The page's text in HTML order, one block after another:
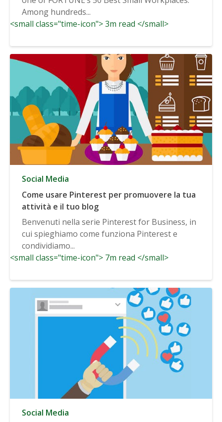
Among hundreds...
<small class="time-icon"> 3m read </small>
Social Media
Come usare Pinterest per promuovere la tua
attività e il tuo blog
Benvenuti nella serie Pinterest for Business, in
cui spieghiamo come funziona Pinterest e
condividiamo...
<small class="time-icon"> 7m read </small>
Social Media